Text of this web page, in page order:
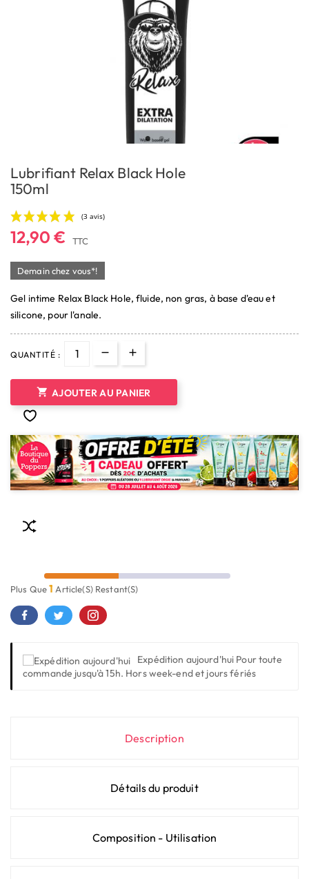
Lubrifiant Relax Black Hole
150ml
12,90 € TTC
Demain chez vous*!
Gel intime Relax Black Hole, fluide, non gras, à base d'eau et
silicone, pour l'anale.
QUANTITÉ :
 AJOUTER AU PANIER
Plus Que1 Article(s) Restant(s)
Expédition aujourd'hui Pour toute
commande jusqu'à 15h. Hors week-end et jours fériés
Description
Détails du produit
Composition - Utilisation